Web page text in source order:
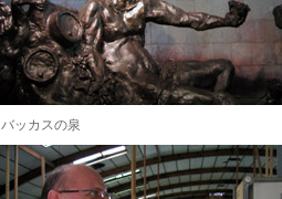
バッカスの泉